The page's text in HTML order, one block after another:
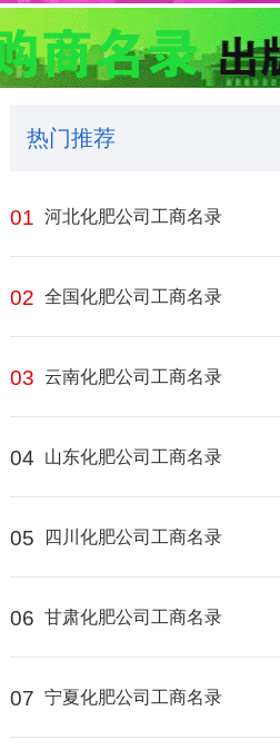
热门推荐
01 河北化肥公司工商名录
02 全国化肥公司工商名录
03 云南化肥公司工商名录
04 山东化肥公司工商名录
05 四川化肥公司工商名录
06 甘肃化肥公司工商名录
07 宁夏化肥公司工商名录